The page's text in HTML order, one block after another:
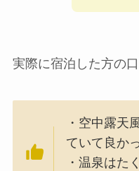
実際に宿泊した方の
・空中露天
ていて良か
・温泉はた